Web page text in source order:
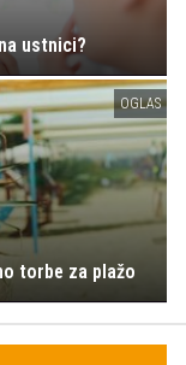
ustnici?
OGLAS
torbe za plažo